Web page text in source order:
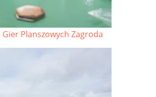
Gier Planszowych Zagroda